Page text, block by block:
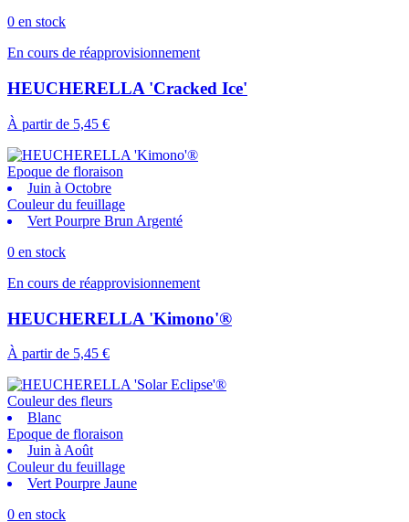
0 en stock
En cours de réapprovisionnement
HEUCHERELLA 'Cracked Ice'
À partir de 5,45 €
Epoque de floraison
Juin à Octobre
Couleur du feuillage
Vert Pourpre Brun Argenté
0 en stock
En cours de réapprovisionnement
HEUCHERELLA 'Kimono'®
À partir de 5,45 €
Couleur des fleurs
Blanc
Epoque de floraison
Juin à Août
Couleur du feuillage
Vert Pourpre Jaune
0 en stock